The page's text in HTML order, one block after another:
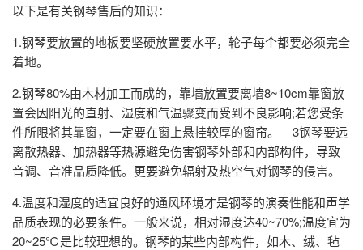
以下是有关钢琴售后的知识：
1.钢琴要放置的地板要坚硬放置要水平，轮子每个都要必须完全
着地。
2.钢琴80%由木材加工而成的，靠墙放置要离墙8~10cm靠窗放
置会因阳光的直射、湿度和气温骤变而受到不良影响;若您受条
件所限将其靠窗，一定要在窗上悬挂较厚的窗帘。 3钢琴要远
离散热器、加热器等热源避免伤害钢琴外部和内部构件，导致
音调、音准品质降低。更要避免辐射及热空气对钢琴的侵害。
4.温度和湿度的适宜良好的通风环境才是钢琴的演奏性能和声学
品质表现的必要条件。一般来说，相对湿度达40~70%;温度宜为
20~25℃是比较理想的。钢琴的某些内部构件，如木、绒、毡